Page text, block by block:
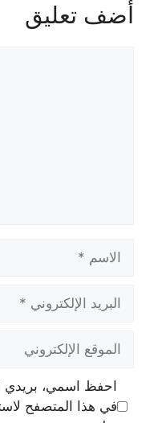
أضف تعليق
الاسم
البريد
الإلكتروني
الموقع
الإلكتروني
احفظ اسمي، بريدي
في هذا المتصفح